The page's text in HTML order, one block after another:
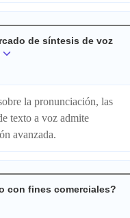
de síntesis de voz
la pronunciación, las
texto a voz admite
avanzada.
con fines comerciales?